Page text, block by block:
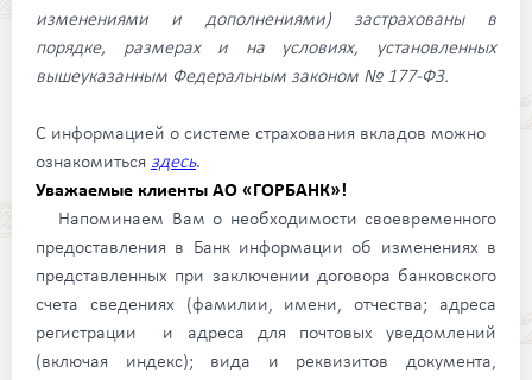
изменениями и дополнениями) застрахованы в
порядке, размерах и на условиях, установленных
вышеуказанным Федеральным законом № 177-ФЗ.
С информацией о системе страхования вкладов можно
ознакомиться здесь.
Уважаемые клиенты АО «ГОРБАНК»!
Напоминаем Вам о необходимости своевременного
предоставления в Банк информации об изменениях в
представленных при заключении договора банковского
счета сведениях (фамилии, имени, отчества; адреса
регистрации и адреса для почтовых уведомлений
(включая индекс); вида и реквизитов документа,